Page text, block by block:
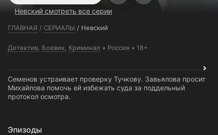
Невский смотреть все серии
ГЛАВНАЯ / СЕРИАЛЫ / Невский
Детектив Боевик Криминал Россия 18+
Семенов устраивает проверку Тучкову. Завьялова просит
Михайлова помочь ей избежать суда за поддельный
протокол осмотра.
Эпизоды